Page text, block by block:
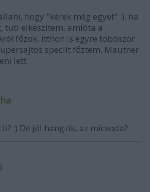
hogy "kérek még egyet" :). ha
tuti elkészítem. amióta a
főzök, itthon is egyre többször
speclit főztem, Mautner
lett
:) De jól hangzik, az micsoda?